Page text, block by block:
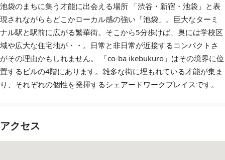
池袋のまちに集う才能に出会える場所 「渋谷・新宿・池袋」と表
現されながらもどこかローカル感の強い「池袋」。巨大なターミ
ナル駅と駅前に広がる繁華街。そこから5分歩けば、奥には学校区
域や広大な住宅地が・・。日常と非日常が近接するコンパクトさ
がその理由かもしれません。 「co-ba ikebukuro」はその境界に位
置するビルの4階にあります。雑多な街に埋もれている才能が集ま
り、それぞれの個性を発揮するシェアードワークプレイスです。
アクセス